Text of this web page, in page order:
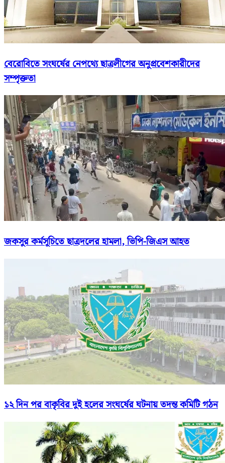
বেরোবিতে সংঘর্ষের নেপথ্যে ছাত্রলীগের অনুপ্রবেশকারীদের
সম্পৃক্ততা
জকসুর কর্মসূচিতে ছাত্রদলের হামলা, ভিপি-জিএস আহত
১২ দিন পর বাকৃবির দুই হলের সংঘর্ষের ঘটনায় তদন্ত কমিটি গঠন